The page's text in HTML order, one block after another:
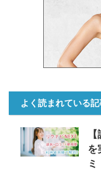
よく読まれている
を
ミ